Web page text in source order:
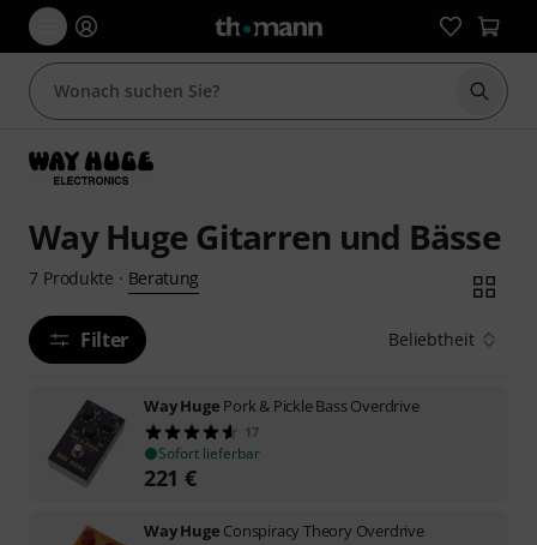
Suche
Way Huge Gitarren und Bässe
7 Produkte · Beratung
Filter Beliebtheit
Way Huge Pork & Pickle Bass Overdrive
17
Sofort lieferbar
221 €
Way Huge Conspiracy Theory Overdrive